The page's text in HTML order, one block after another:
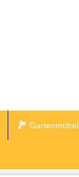
Gartenmöbel